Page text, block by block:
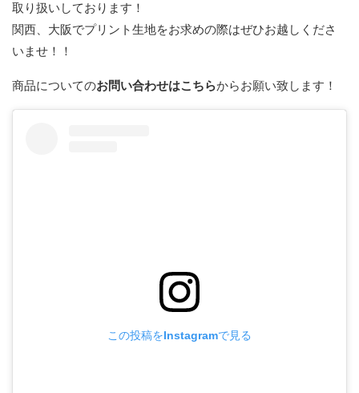
取り扱いしております！
関西、大阪でプリント生地をお求めの際はぜひお越しくださ
いませ！！
商品についてのお問い合わせはこちらからお願い致します！
この投稿をInstagramで見る